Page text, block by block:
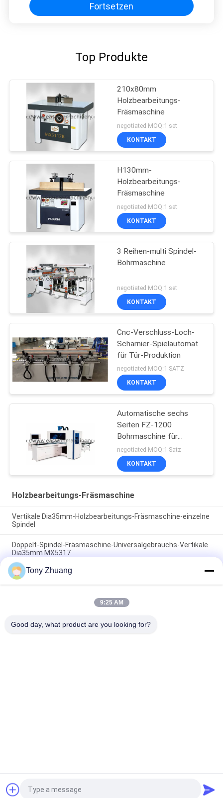
Fortsetzen
Top Produkte
210x80mm
Holzbearbeitungs-
Fräsmaschine
negotiated MOQ:1 set
KONTAKT
H130mm-
Holzbearbeitungs-
Fräsmaschine
negotiated MOQ:1 set
KONTAKT
3 Reihen-multi Spindel-
Bohrmaschine
negotiated MOQ:1 set
KONTAKT
Cnc-Verschluss-Loch-
Scharnier-Spielautomat
für Tür-Produktion
negotiated MOQ:1 SATZ
KONTAKT
Automatische sechs
Seiten FZ-1200
Bohrmaschine für
Werkstatt
negotiated MOQ:1 Satz
KONTAKT
Holzbearbeitungs-Fräsmaschine
Vertikale Dia35mm-Holzbearbeitungs-Fräsmaschine-einzelne
Spindel
Doppelt-Spindel-Fräsmaschine-Universalgebrauchs-Vertikale
Dia35mm MX5317
MZ7221D 2 Spindel-Bohrmaschine der Reihen-
Holzbearbeitungs-Fräsmaschine-Dia35mm multi
Beliebte Kategorien
Fordern Sie ein Angebot
Tony Zhuang
9:25 AM
Good day, what product are you looking for?